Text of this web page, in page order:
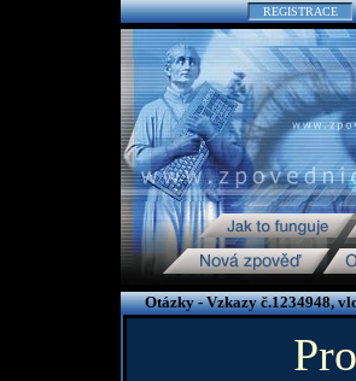
REGISTRACE
Otázky - Vzkazy č.1234948,